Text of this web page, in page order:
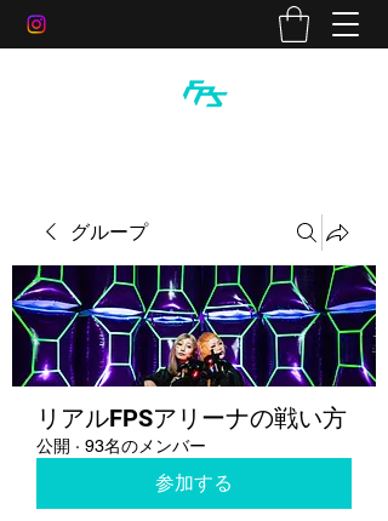
グループ
リアルFPSアリーナの戦い方
公開 · 93名のメンバー
参加する